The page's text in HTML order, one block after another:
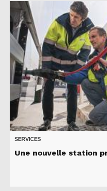
SERVICES
Une nouvelle station